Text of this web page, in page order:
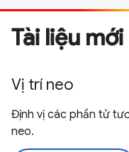
Tài liệu mới
Vị trí neo
Định vị các phần tử
neo.